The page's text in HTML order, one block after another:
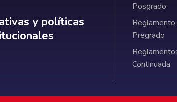
y políticas institucionales
y políticas
Posgrado
Pregrado
Continuada